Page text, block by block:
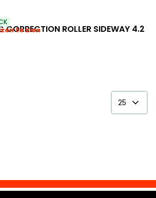
CORRECTION ROLLER SIDEWAY 4.2
te zien
25